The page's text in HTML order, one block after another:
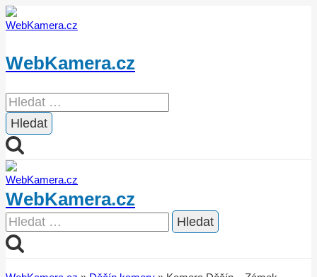
Přeskočit
na
WebKamera.cz
Vyhledávání
WebKamera.cz
Vyhledávání